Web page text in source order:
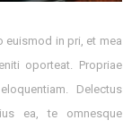
euismod in pri, et mea
oporteat. Propriae
Delectus
ea, te omnesque